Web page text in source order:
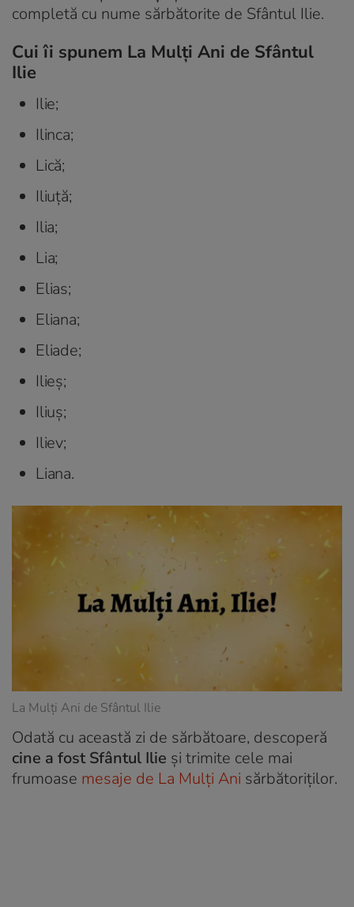
completă cu nume sărbătorite de Sfântul Ilie.
Cui îi spunem La Mulți Ani de Sfântul
Ilie
Ilie;
Ilinca;
Lică;
Iliuță;
Ilia;
Lia;
Elias;
Eliana;
Eliade;
Ilieș;
Iliuș;
Iliev;
Liana.
La Mulți Ani de Sfântul Ilie
Odată cu această zi de sărbătoare, descoperă
cine a fost Sfântul Ilie și trimite cele mai
frumoase mesaje de La Mulți Ani sărbătoriților.